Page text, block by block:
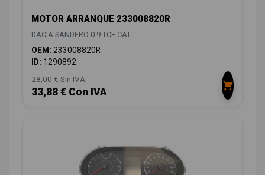
MOTOR ARRANQUE 233008820R
DACIA SANDERO 0.9 TCE CAT
OEM: 233008820R
ID: 1290892
28,00 € Sin IVA
33,88 € Con IVA